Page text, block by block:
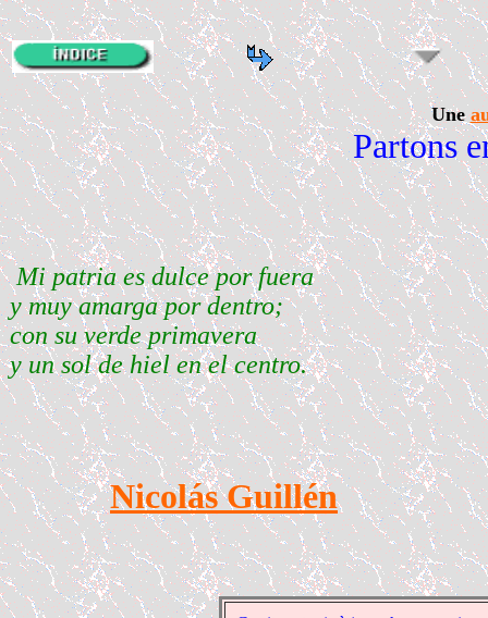
Une
Partons
Mi patria es dulce por fuera
y muy amarga por dentro;
con su verde primavera
y un sol de hiel en el centro.
Nicolás Guillén